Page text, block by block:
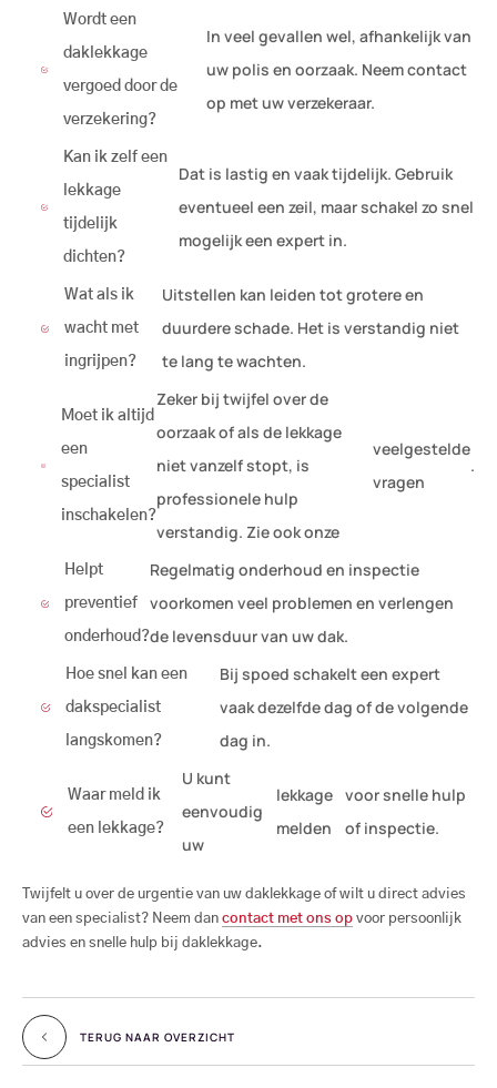
Wordt een
daklekkage
vergoed door de
verzekering?
In veel gevallen wel, afhankelijk van
uw polis en oorzaak. Neem contact
op met uw verzekeraar.
Kan ik zelf een
lekkage
tijdelijk
dichten?
Dat is lastig en vaak tijdelijk. Gebruik
eventueel een zeil, maar schakel zo snel
mogelijk een expert in.
Wat als ik
wacht met
ingrijpen?
Uitstellen kan leiden tot grotere en
duurdere schade. Het is verstandig niet
te lang te wachten.
Moet ik altijd
een
specialist
inschakelen?
Zeker bij twijfel over de
oorzaak of als de lekkage
niet vanzelf stopt, is
professionele hulp
verstandig. Zie ook onze
veelgestelde
vragen
.
Helpt
preventief
onderhoud?
Regelmatig onderhoud en inspectie
voorkomen veel problemen en verlengen
de levensduur van uw dak.
Hoe snel kan een
dakspecialist
langskomen?
Bij spoed schakelt een expert
vaak dezelfde dag of de volgende
dag in.
Waar meld ik
een lekkage?
U kunt
eenvoudig
uw
lekkage
melden
voor snelle hulp
of inspectie.
Twijfelt u over de urgentie van uw daklekkage of wilt u direct advies
van een specialist? Neem dan contact met ons op voor persoonlijk
advies en snelle hulp bij daklekkage.
TERUG NAAR OVERZICHT